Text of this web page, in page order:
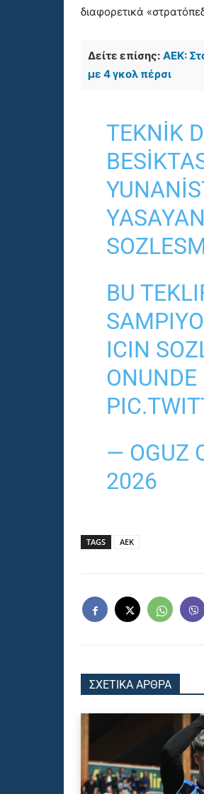
διαφορετικά
Δείτε επίσης: ΑΕΚ:
με 4 γκολ πέρσι
TEKNIK
BU
ICIN
— OGUZ
2026
TAGS ΑΕΚ
ΣΧΕΤΙΚΑ ΑΡΘΡΑ